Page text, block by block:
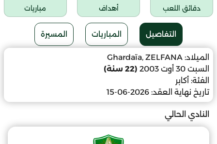
دقائق اللعب أهداف مباريات
التفاصيل المباريات المسيرة
الميلاد: Ghardaïa, ZELFANA
السبت 30 أوت 2003
(22 سنة)
الفئة: أكابر
تاريخ نهاية العقد: 2026-06-15
النادي الحالي